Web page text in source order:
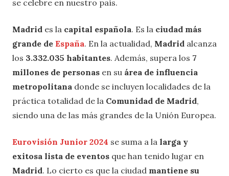
se celebre en nuestro país.
Madrid es la capital española. Es la ciudad más
grande de España. En la actualidad, Madrid alcanza
los 3.332.035 habitantes. Además, supera los 7
millones de personas en su área de influencia
metropolitana donde se incluyen localidades de la
práctica totalidad de la Comunidad de Madrid,
siendo una de las más grandes de la Unión Europea.
Eurovisión Junior 2024 se suma a la larga y
exitosa lista de eventos que han tenido lugar en
Madrid. Lo cierto es que la ciudad mantiene su